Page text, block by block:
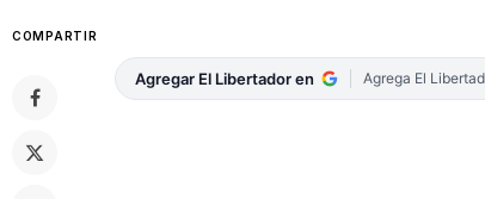
COMPARTIR
Agregar El Libertador en Agrega El